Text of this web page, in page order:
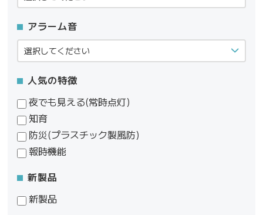
アラーム音
人気の特徴
夜でも見える(常時点灯)
知育
防災(プラスチック製風防)
報時機能
新製品
新製品